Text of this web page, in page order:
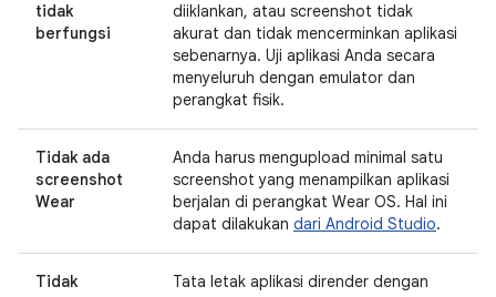
tidak
berfungsi
diiklankan, atau screenshot tidak
akurat dan tidak mencerminkan aplikasi
sebenarnya. Uji aplikasi Anda secara
menyeluruh dengan emulator dan
perangkat fisik.
Tidak ada
screenshot
Wear
Anda harus mengupload minimal satu
screenshot yang menampilkan aplikasi
berjalan di perangkat Wear OS. Hal ini
dapat dilakukan dari Android Studio.
Tidak
Tata letak aplikasi dirender dengan